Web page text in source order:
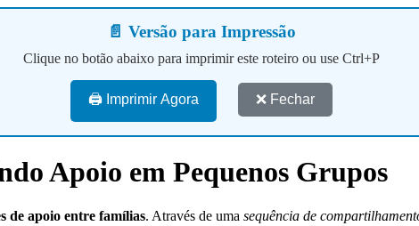
📄 Versão para Impressão
Clique no botão abaixo para imprimir este roteiro ou use Ctrl+P
🖨️ Imprimir Agora ❌ Fechar
Apoio em Pequenos Grupos
de apoio entre famílias. Através de uma sequência de